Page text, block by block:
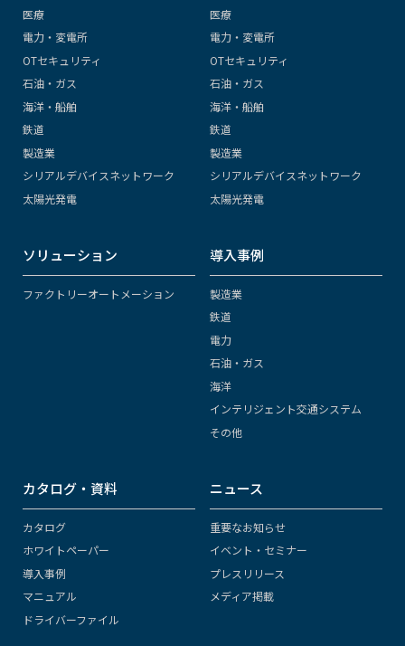
医療
電力・変電所
OTセキュリティ
石油・ガス
海洋・船舶
鉄道
製造業
シリアルデバイスネットワーク
太陽光発電
医療
電力・変電所
OTセキュリティ
石油・ガス
海洋・船舶
鉄道
製造業
シリアルデバイスネットワーク
太陽光発電
ソリューション
ファクトリーオートメーション
導入事例
製造業
鉄道
電力
石油・ガス
海洋
インテリジェント交通システム
その他
カタログ・資料
カタログ
ホワイトペーパー
導入事例
マニュアル
ドライバーファイル
ニュース
重要なお知らせ
イベント・セミナー
プレスリリース
メディア掲載